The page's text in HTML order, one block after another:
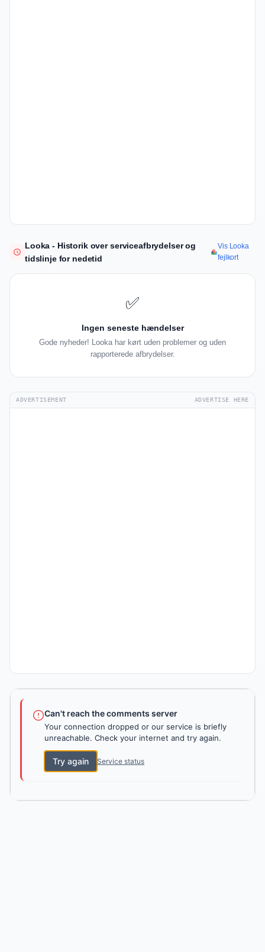
Looka - Historik over serviceafbrydelser og
tidslinje for nedetid
Vis Looka
fejlkort
✅
Ingen seneste hændelser
Gode nyheder! Looka har kørt uden problemer og uden
rapporterede afbrydelser.
ADVERTISEMENT ADVERTISE HERE
Can't reach the comments server
Your connection dropped or our service is briefly
unreachable. Check your internet and try again.
Try again Service status